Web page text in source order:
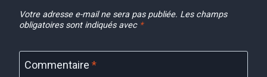
Votre adresse e-mail ne sera pas publiée. Les champs
obligatoires sont indiqués avec *
Commentaire *